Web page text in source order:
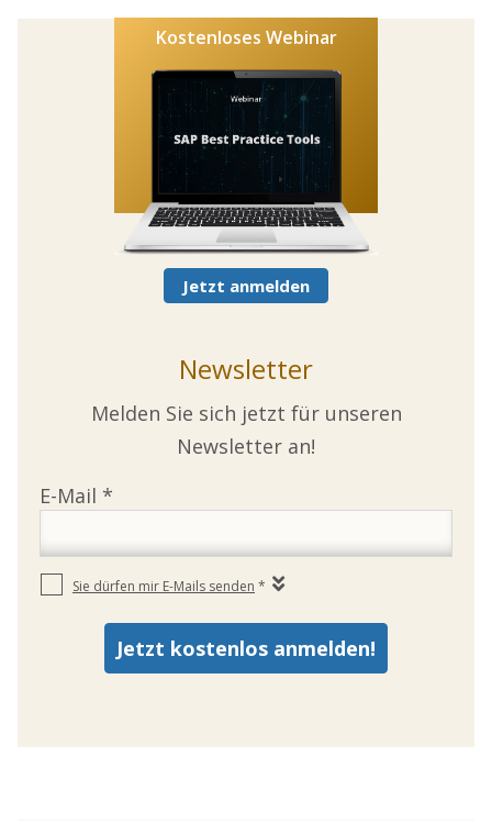
Kostenloses Webinar
Jetzt anmelden
Newsletter
Melden Sie sich jetzt für unseren
Newsletter an!